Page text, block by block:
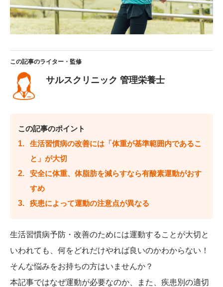
この記事のライター・監修
サルスクリニック 管理栄養士
この記事のポイント
生活習慣病の改善には「体重が基準範囲内であるこ
と」が大切
安全に体重、体脂肪を減らすなら有酸素運動がおす
すめ
疾患によって運動の注意点が異なる
生活習慣病予防・改善のためには運動することが大切と
いわれても、何をどれだけやれば良いのかわからない！
そんな悩みをお持ちの方はいませんか？
本記事ではなぜ運動が必要なのか、また、疾患別の適切